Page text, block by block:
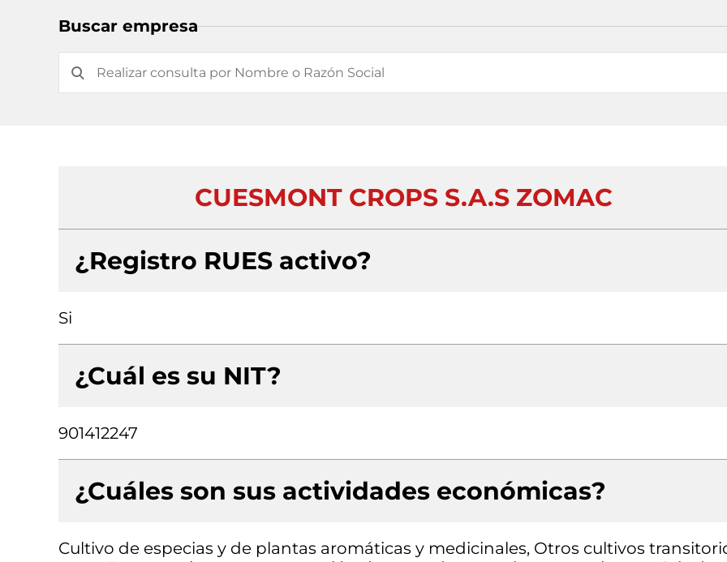
Buscar empresa
CUESMONT CROPS S.A.S ZOMAC
¿Registro RUES activo?
Si
¿Cuál es su NIT?
901412247
¿Cuáles son sus actividades económicas?
Cultivo de especias y de plantas aromáticas y medicinales, Otros cultivos